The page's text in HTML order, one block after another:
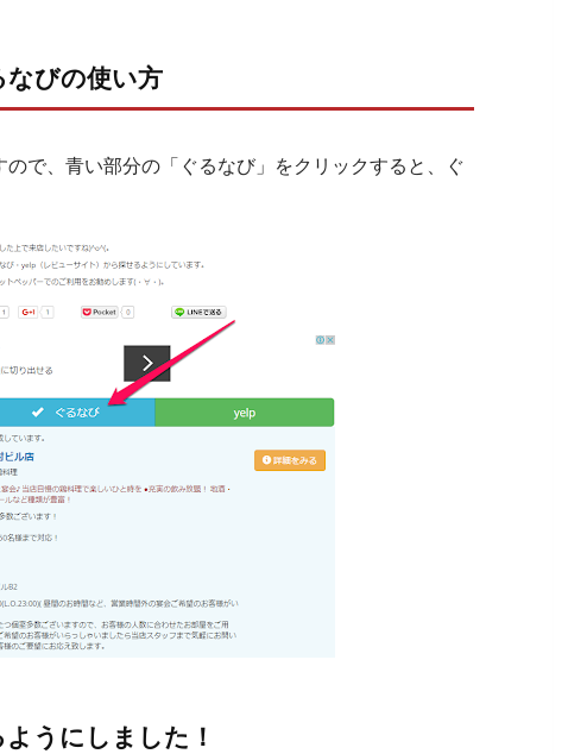
びの使い方
で、青い部分の「ぐるなび」をクリックすると、ぐ
うにしました！